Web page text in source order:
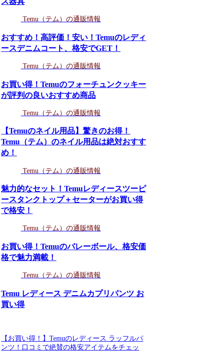
Temu（テム）の通販情報
おすすめ！高評価！安い！Temuのレディ
ースデニムコート、格安でGET！
Temu（テム）の通販情報
お買い得！Temuのフォーチュンクッキー
が評判の良いおすすめ商品
Temu（テム）の通販情報
【Temuのネイル用品】驚きのお得！
Temu（テム）のネイル用品は絶対おすす
め！
Temu（テム）の通販情報
魅力的なセット！Temuレディースツーピ
ースタンクトップ＋セーターがお買い得
で格安！
Temu（テム）の通販情報
お買い得！Temuのバレーボール、格安価
格で魅力満載！
Temu（テム）の通販情報
Temu レディース デニムカプリパンツ お
買い得
【お買い得！】Temuのレディース ラッフルパ
ンツ！口コミで絶賛の格安アイテムをチェッ